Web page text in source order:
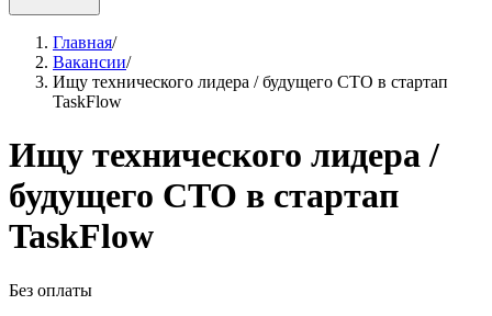
Главная/
Вакансии/
Ищу технического лидера / будущего CTO в стартап
TaskFlow
Ищу технического лидера /
будущего CTO в стартап
TaskFlow
Без оплаты